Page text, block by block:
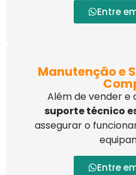
Entre
Manutenção e
Além de vender e
suporte técnico
assegurar o
Entre